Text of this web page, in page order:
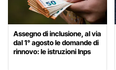
Assegno di inclusione, al via
dal 1° agosto le domande di
rinnovo: le istruzioni Inps